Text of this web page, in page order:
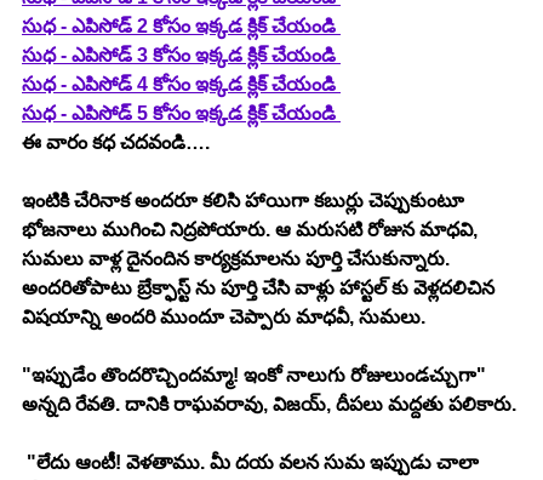
సుధ - ఎపిసోడ్ 2 కోసం ఇక్కడ క్లిక్ చేయండి
సుధ - ఎపిసోడ్ 3 కోసం ఇక్కడ క్లిక్ చేయండి
సుధ - ఎపిసోడ్ 4 కోసం ఇక్కడ క్లిక్ చేయండి
సుధ - ఎపిసోడ్ 5 కోసం ఇక్కడ క్లిక్ చేయండి
ఈ వారం కధ చదవండి….
ఇంటికి చేరినాక అందరూ కలిసి హాయిగా కబుర్లు చెప్పుకుంటూ
భోజనాలు ముగించి నిద్రపోయారు. ఆ మరుసటి రోజున మాధవి,
సుమలు వాళ్ల దైనందిన కార్యక్రమాలను పూర్తి చేసుకున్నారు.
అందరితోపాటు బ్రేక్ఫాస్ట్ ను పూర్తి చేసి వాళ్లు హాస్టల్ కు వెళ్లదలిచిన
విషయాన్ని అందరి ముందూ చెప్పారు మాధవీ, సుమలు.
"ఇప్పుడేం తొందరొచ్చిందమ్మా! ఇంకో నాలుగు రోజులుండచ్చుగా"
అన్నది రేవతి. దానికి రాఘవరావు, విజయ్, దీపలు మద్దతు పలికారు.